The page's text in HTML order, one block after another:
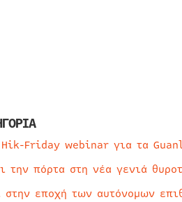
Friday webinar για τα
την πόρτα στη νέα γενιά
στην εποχή των αυτόνομων